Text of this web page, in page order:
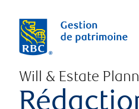
Will & Estate